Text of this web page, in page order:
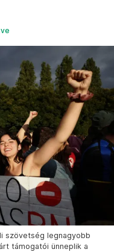
szövetség legnagyobb
támogatói ünneplik a